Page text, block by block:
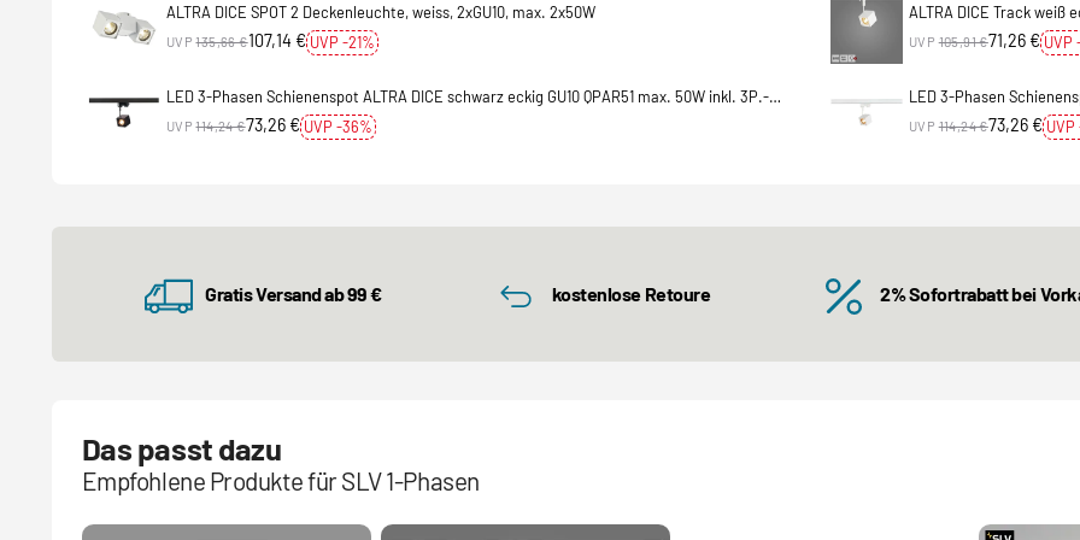
ALTRA DICE SPOT 2 Deckenleuchte, weiss, 2xGU10, max. 2x50W
107,14 € UVP -21%
UVP 135,66 €
ALTRA DICE Track weiß
71,26 € UVP
UVP 105,91 €
LED 3-Phasen Schienenspot ALTRA DICE schwarz eckig GU10 QPAR51 max. 50W inkl. 3P.-
Adapter
73,26 € UVP -36%
UVP 114,24 €
LED 3-Phasen
Adapter
73,26 €
UVP 114,24 €
Gratis Versand ab 99 € kostenlose Retoure 2% Sofortrabatt bei
Das passt dazu
Empfohlene Produkte für SLV 1-Phasen